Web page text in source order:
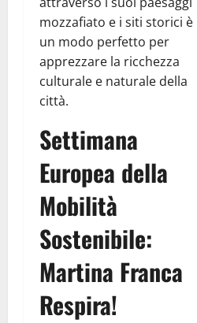
mozzafiato e i siti storici è
un modo perfetto per
apprezzare la ricchezza
culturale e naturale della
città.
Settimana
Europea della
Mobilità
Sostenibile:
Martina Franca
Respira!